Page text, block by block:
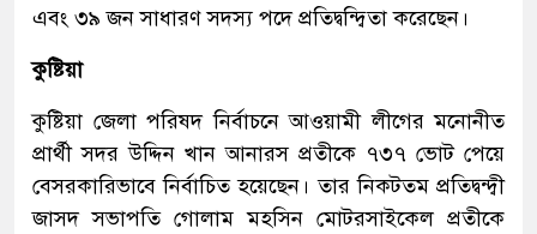
এবং ৩৯ জন সাধারণ সদস্য পদে প্রতিদ্বন্দ্বিতা করেছেন।
কুষ্টিয়া
কুষ্টিয়া জেলা পরিষদ নির্বাচনে আওয়ামী লীগের মনোনীত
প্রার্থী সদর উদ্দিন খান আনারস প্রতীকে ৭৩৭ ভোট পেয়ে
বেসরকারিভাবে নির্বাচিত হয়েছেন। তার নিকটতম প্রতিদ্বন্দ্বী
জাসদ সভাপতি গোলাম মহসিন মোটরসাইকেল প্রতীকে